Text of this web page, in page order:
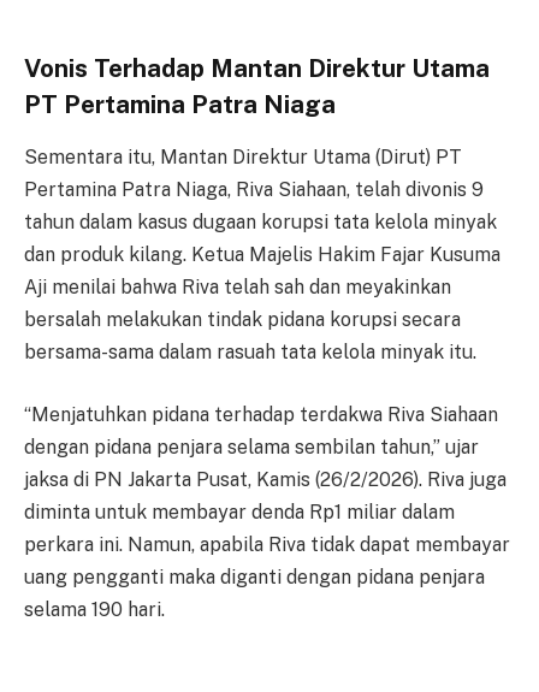
Vonis Terhadap Mantan Direktur Utama
PT Pertamina Patra Niaga
Sementara itu, Mantan Direktur Utama (Dirut) PT
Pertamina Patra Niaga, Riva Siahaan, telah divonis 9
tahun dalam kasus dugaan korupsi tata kelola minyak
dan produk kilang. Ketua Majelis Hakim Fajar Kusuma
Aji menilai bahwa Riva telah sah dan meyakinkan
bersalah melakukan tindak pidana korupsi secara
bersama-sama dalam rasuah tata kelola minyak itu.
“Menjatuhkan pidana terhadap terdakwa Riva Siahaan
dengan pidana penjara selama sembilan tahun,” ujar
jaksa di PN Jakarta Pusat, Kamis (26/2/2026). Riva juga
diminta untuk membayar denda Rp1 miliar dalam
perkara ini. Namun, apabila Riva tidak dapat membayar
uang pengganti maka diganti dengan pidana penjara
selama 190 hari.